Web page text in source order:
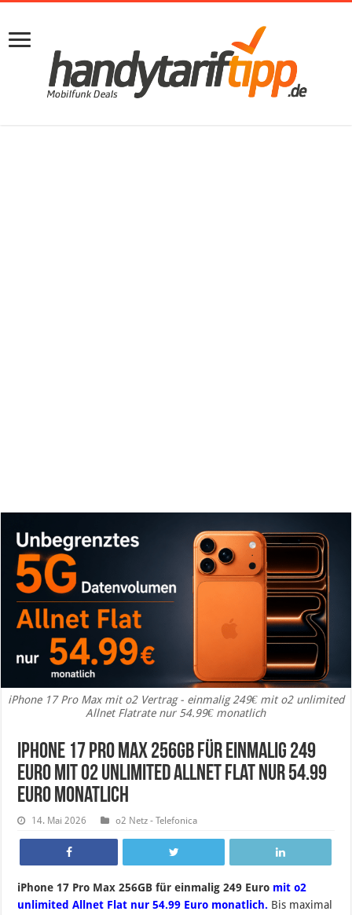
iPhone 17 Pro Max mit o2 Vertrag - einmalig 249€ mit o2 unlimited
Allnet Flatrate nur 54.99€ monatlich
iPhone 17 Pro Max 256GB für einmalig 249
Euro mit o2 unlimited Allnet Flat nur 54.99
Euro monatlich
14. Mai 2026 o2 Netz - Telefonica
iPhone 17 Pro Max 256GB für einmalig 249 Euro mit o2
unlimited Allnet Flat nur 54.99 Euro monatlich. Bis maximal